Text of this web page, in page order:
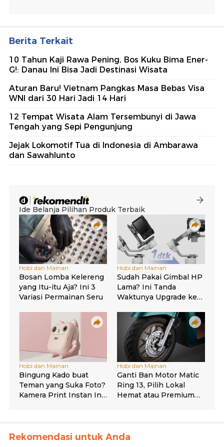
Berita Terkait
10 Tahun Kaji Rawa Pening, Bos Kuku Bima Ener-
G!: Danau Ini Bisa Jadi Destinasi Wisata
Aturan Baru! Vietnam Pangkas Masa Bebas Visa
WNI dari 30 Hari Jadi 14 Hari
12 Tempat Wisata Alam Tersembunyi di Jawa
Tengah yang Sepi Pengunjung
Jejak Lokomotif Tua di Indonesia di Ambarawa
dan Sawahlunto
Rekomendasi untuk Anda